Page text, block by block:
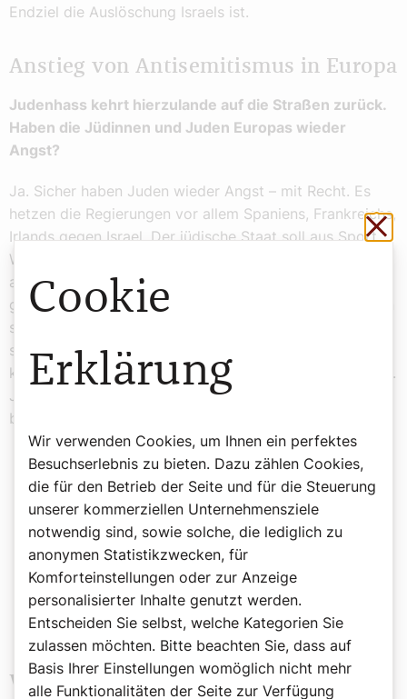
Endziel die Auslöschung Israels ist.
Anstieg von Antisemitismus in Europa
Judenhass kehrt hierzulande auf die Straßen zurück.
Haben die Jüdinnen und Juden Europas wieder
Angst?
Ja. Sicher haben Juden wieder Angst – mit Recht. Es
hetzen die Regierungen vor allem Spaniens, Frankreichs,
Irlands gegen Israel. Der jüdische Staat soll aus Sport,
Wissenschaft, ja sogar aus Schlagerwettbewerben
ausgeschlossen werden. Propagandistischer und
gewalttätiger Antisemitismus bis hin zu Morden nehmen
sprunghaft zu. Viele jüdische Studenten, die sich als
solche zu erkennen geben oder die man „ermittelt“ hat,
können vor Angst nicht mehr die Vorlesungen besuchen.
Jüdische Lehrer werden bedroht, jüdische Schüler
bedroht und beleidigt.
Solidarität müsste ausnahmslos der
Fall sein, wenn man Gottes Gebote,
etwa Mitleid, Nächstenliebe, befolgt.
Rafael Seligmann
Wieder entflammten des
Cookie
Erklärung
Wir verwenden Cookies, um Ihnen ein perfektes
Besuchserlebnis zu bieten. Dazu zählen Cookies,
die für den Betrieb der Seite und für die Steuerung
unserer kommerziellen Unternehmensziele
notwendig sind, sowie solche, die lediglich zu
anonymen Statistikzwecken, für
Komforteinstellungen oder zur Anzeige
personalisierter Inhalte genutzt werden.
Entscheiden Sie selbst, welche Kategorien Sie
zulassen möchten. Bitte beachten Sie, dass auf
Basis Ihrer Einstellungen womöglich nicht mehr
alle Funktionalitäten der Seite zur Verfügung